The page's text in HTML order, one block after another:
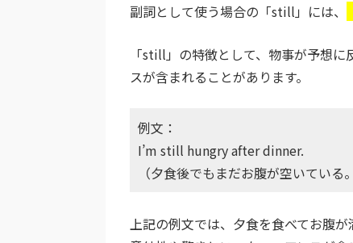
副詞として使う場合の「still」には、
「still」の特徴として、物事が予想
スが含まれることがあります。
例文：
I’m still hungry after dinner.
（夕食後でもまだお腹が空いている。
上記の例文では、夕食を食べてお腹